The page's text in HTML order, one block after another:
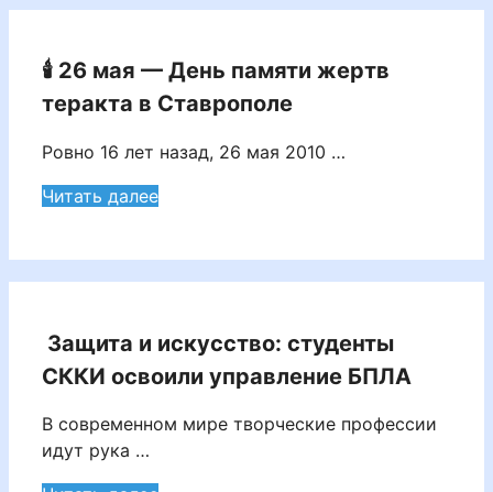
🕯️ 26 мая — День памяти жертв
теракта в Ставрополе
Ровно 16 лет назад, 26 мая 2010 …
Читать далее
Защита и искусство: студенты
СККИ освоили управление БПЛА
В современном мире творческие профессии
идут рука …